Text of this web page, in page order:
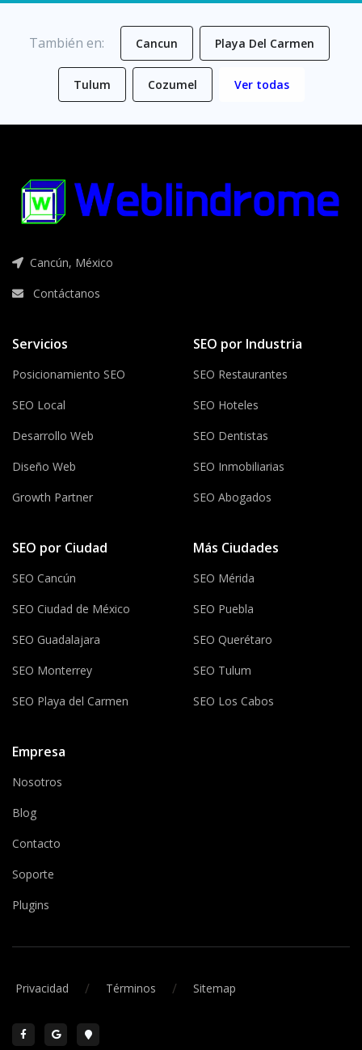
También en: Cancun Playa Del Carmen
Tulum Cozumel Ver todas
Cancún, México
Contáctanos
Servicios
Posicionamiento SEO
SEO Local
Desarrollo Web
Diseño Web
Growth Partner
SEO por Industria
SEO Restaurantes
SEO Hoteles
SEO Dentistas
SEO Inmobiliarias
SEO Abogados
SEO por Ciudad
SEO Cancún
SEO Ciudad de México
SEO Guadalajara
SEO Monterrey
SEO Playa del Carmen
Más Ciudades
SEO Mérida
SEO Puebla
SEO Querétaro
SEO Tulum
SEO Los Cabos
Empresa
Nosotros
Blog
Contacto
Soporte
Plugins
Privacidad / Términos / Sitemap